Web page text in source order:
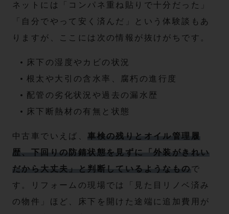
ネットには「コンパネ重ね貼りで十分だった」
「自分でやって安く済んだ」という体験談もあ
りますが、ここには次の情報が抜けがちです。
床下の湿度やカビの状況
根太や大引の含水率、腐朽の進行度
配管の劣化状況や過去の漏水歴
床下断熱材の有無と状態
中古車でいえば、車検の残りとオイル管理履
歴、下回りの防錆状態を見ずに「外装がきれい
だから大丈夫」と判断しているようなもの で
す。リフォームの現場では「見た目リノベ済み
の物件」ほど、床下を開けた途端に追加費用が